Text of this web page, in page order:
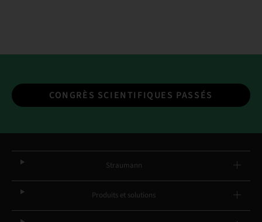
CONGRÈS SCIENTIFIQUES PASSÉS
Straumann
Produits et solutions